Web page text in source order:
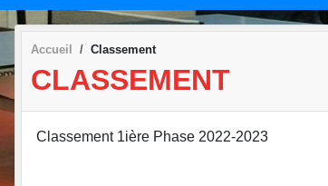
Accueil Classement
CLASSEMENT
Classement 1ière Phase 2022-2023